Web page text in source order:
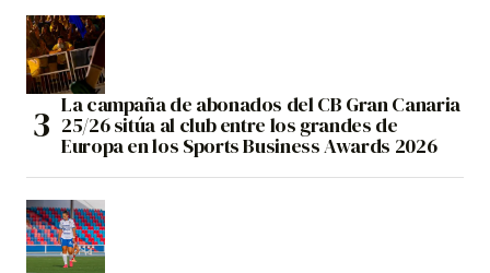
La campaña de abonados del CB Gran Canaria
25/26 sitúa al club entre los grandes de
Europa en los Sports Business Awards 2026